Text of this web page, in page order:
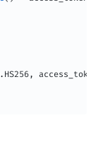
. HS256,